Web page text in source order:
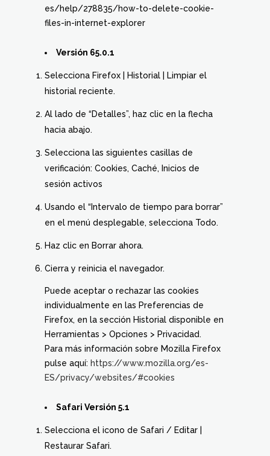
es/help/278835/how-to-delete-cookie-
files-in-internet-explorer
Versión 65.0.1
Selecciona Firefox | Historial | Limpiar el
historial reciente.
Al lado de “Detalles”, haz clic en la flecha
hacia abajo.
Selecciona las siguientes casillas de
verificación: Cookies, Caché, Inicios de
sesión activos
Usando el “Intervalo de tiempo para borrar”
en el menú desplegable, selecciona Todo.
Haz clic en Borrar ahora.
Cierra y reinicia el navegador.
Puede aceptar o rechazar las cookies
individualmente en las Preferencias de
Firefox, en la sección Historial disponible en
Herramientas > Opciones > Privacidad.
Para más información sobre Mozilla Firefox
pulse aquí: https://www.mozilla.org/es-
ES/privacy/websites/#cookies
Safari Versión 5.1
Selecciona el icono de Safari / Editar |
Restaurar Safari.